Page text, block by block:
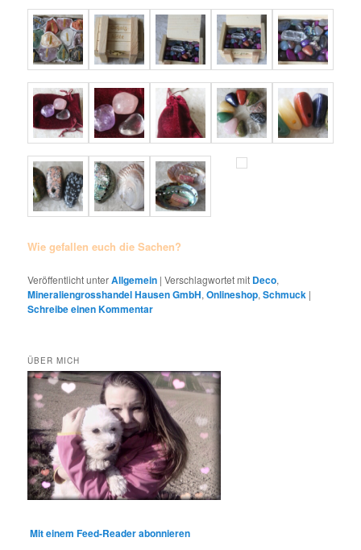
Wie gefallen euch die Sachen?
Veröffentlicht unterAllgemein |Verschlagwortet mit Deco,
Mineraliengrosshandel Hausen GmbH,Onlineshop,Schmuck |
Schreibe einen Kommentar
ÜBER MICH
Mit einem Feed-Reader abonnieren